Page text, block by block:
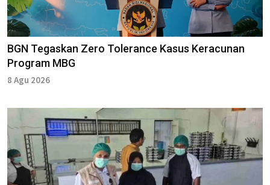
BGN Tegaskan Zero Tolerance Kasus Keracunan
Program MBG
8 Agu 2026